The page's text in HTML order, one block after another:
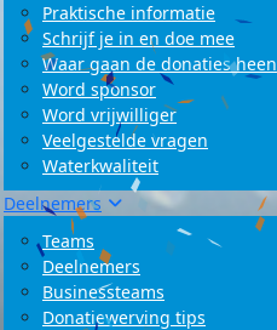
Praktische informatie
Schrijf je in en doe mee
Waar gaan de donaties heen
Word sponsor
Word vrijwilliger
Veelgestelde vragen
Waterkwaliteit
Deelnemers
Teams
Deelnemers
Businessteams
Donatiewerving tips